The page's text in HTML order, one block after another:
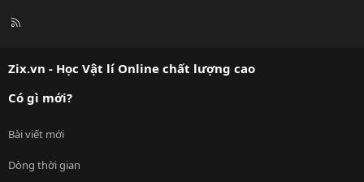
R
Zix.vn - Học Vật lí Online chất lượng cao
Có gì mới?
Bài viết mới
Dòng thời gian